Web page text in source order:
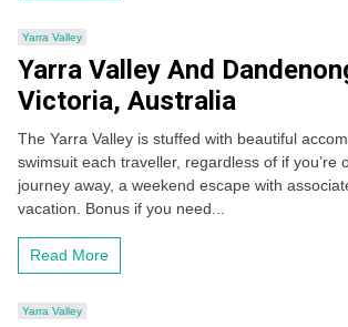
Yarra Valley
Yarra Valley And
Victoria, Australia
The Yarra Valley is stuffed with beautiful
swimsuit each traveller, regardless of if you’re
journey away, a weekend escape with
vacation. Bonus if you need...
Read More
Yarra Valley